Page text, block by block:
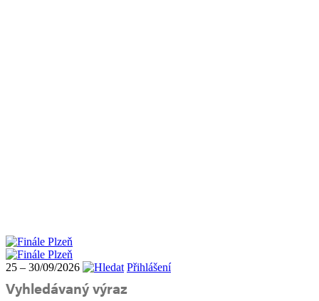
25 – 30/09/2026 Přihlášení